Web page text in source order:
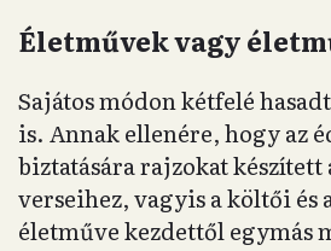
Életművek vagy
Sajátos módon kétfelé
is. Annak ellenére, hogy az
biztatására rajzokat
verseihez, vagyis a költői és
életműve kezdettől egymás